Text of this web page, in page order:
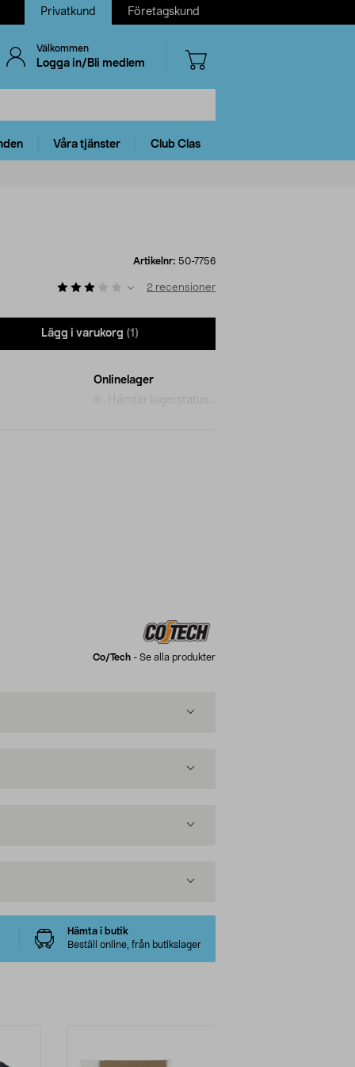
Privatkund Företagskund
Välkommen
Logga in/Bli medlem
Våra tjänster Club Clas
Artikelnr: 50-7756
2 recensioner
Lägg i varukorg (1)
Onlinelager
Co/tech - Se alla produkter
Hämta i butik
Beställ online, från butikslager